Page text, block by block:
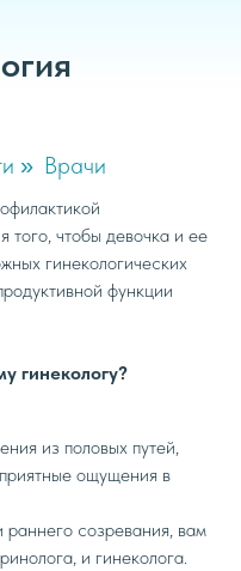
» Врачи
того, чтобы девочка и ее
гинекологических
функции
гинекологу?
из половых путей,
ощущения в
раннего созревания, вам
и гинеколога.